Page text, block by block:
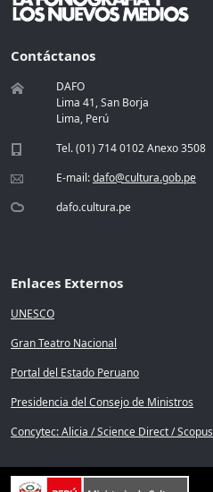
Contáctanos
DAFO
Lima 41, San Borja
Lima, Perú
Tel. (01) 714 0102 Anexo 3508
E-mail:dafo@cultura.gob.pe
dafo.cultura.pe
Enlaces Externos
UNESCO
Gran Teatro Nacional
Portal del Estado Peruano
Presidencia del Consejo de Ministros
Concytec: Alicia / Science Direct / Scopus